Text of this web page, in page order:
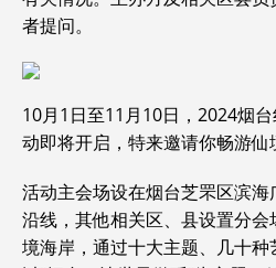
者提问。
10月1日至11月10日，2024烟
动即将开启，特来邀请你畅游仙
活动主会场设在烟台芝罘区滨
沿线，其他相关区、县设置分
境海岸，通过十大主题、几十种